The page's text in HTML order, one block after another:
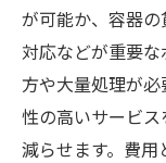
が可能か、容器
対応などが重要
方や大量処理が
性の高いサービ
減らせます。費